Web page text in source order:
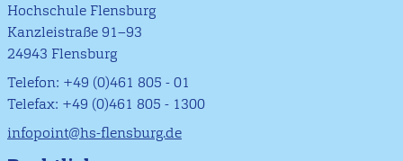
Hochschule Flensburg
Kanzleistraße 91–93
24943 Flensburg
Telefon: +49 (0)461 805 - 01
Telefax: +49 (0)461 805 - 1300
infopoint@hs-flensburg.de